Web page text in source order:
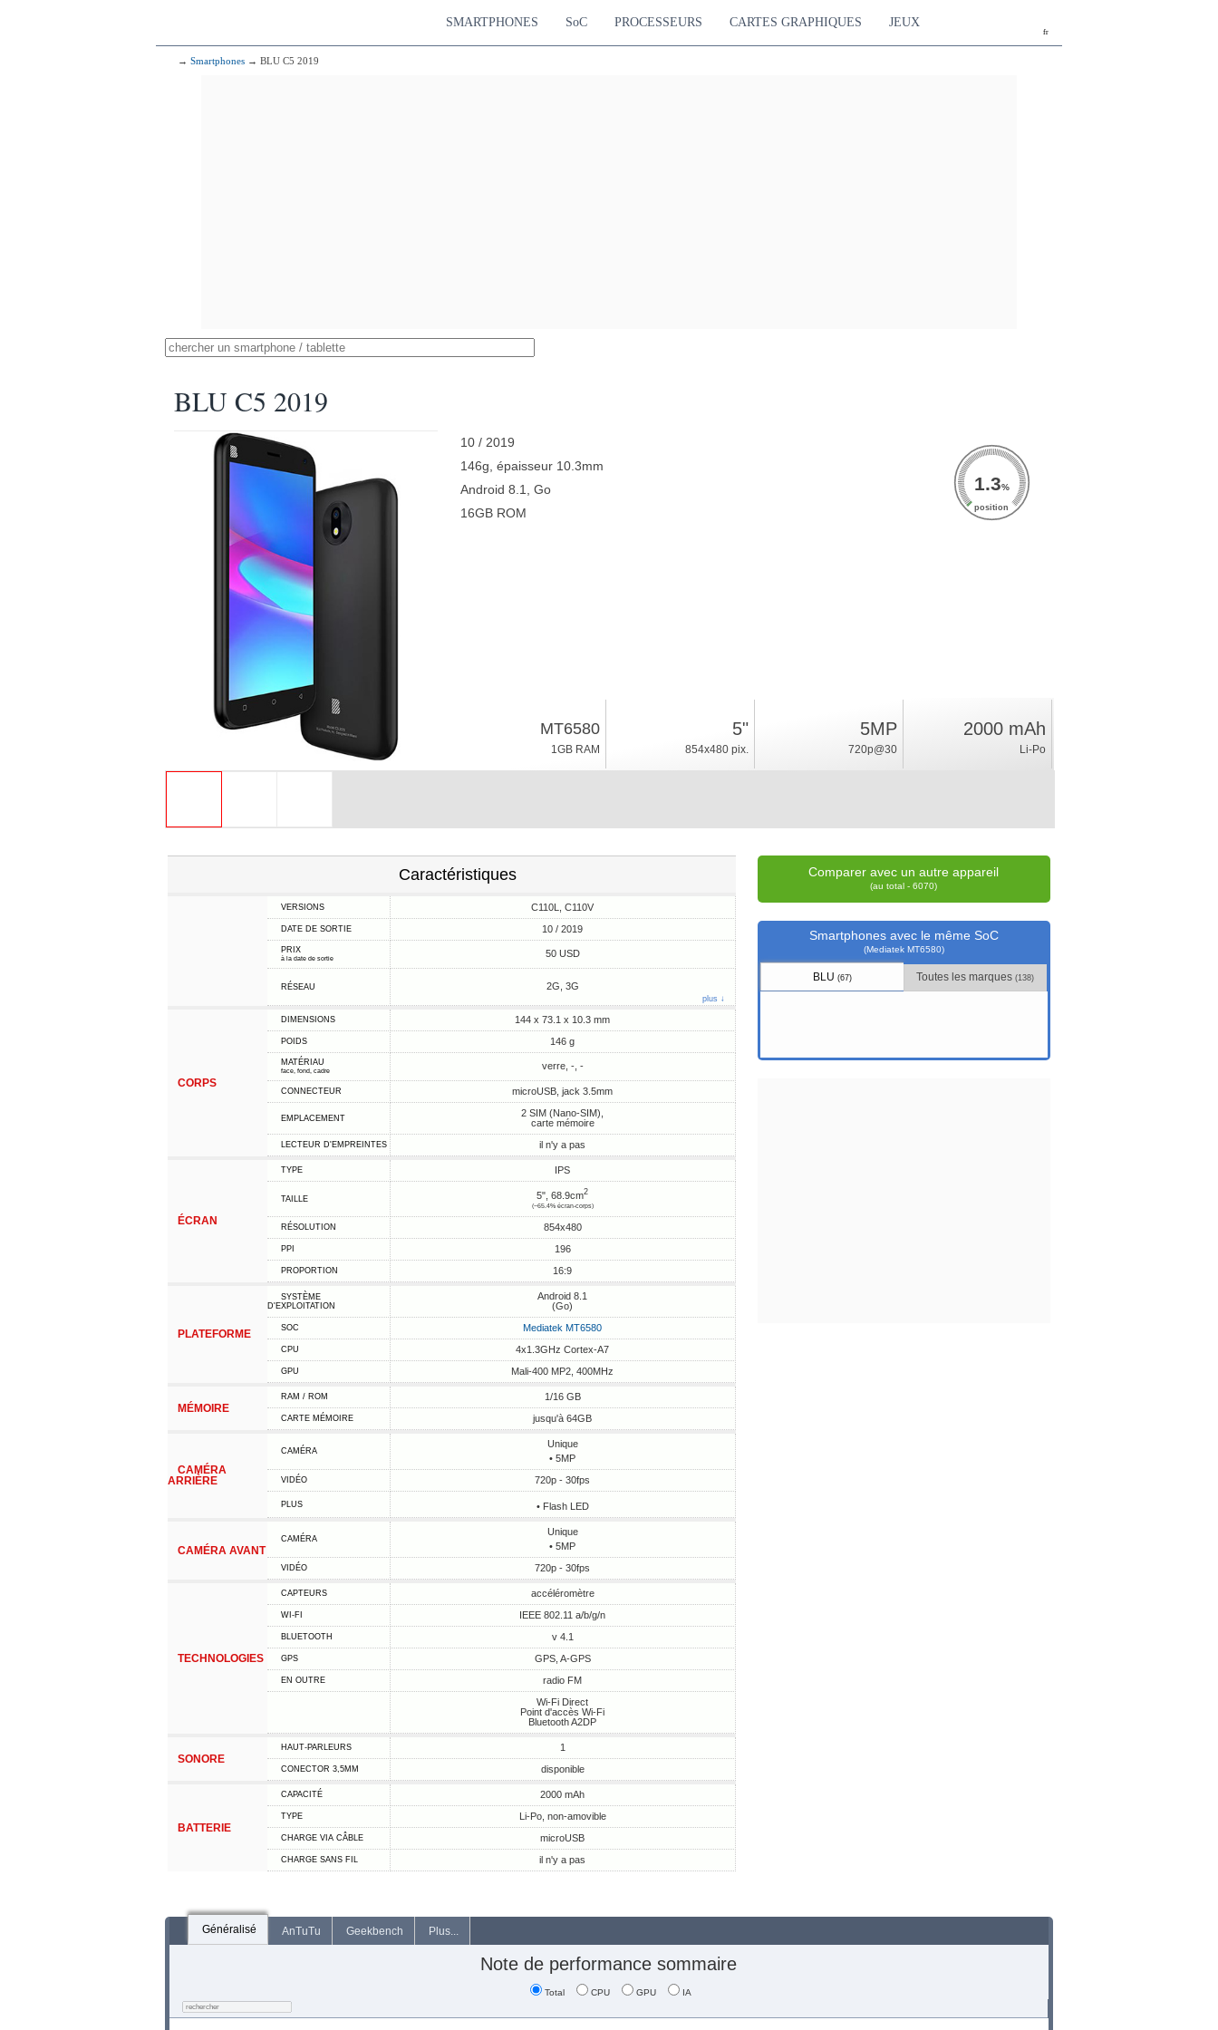
fr
SMARTPHONES SoC PROCESSEURS CARTES GRAPHIQUES JEUX
→ Smartphones → BLU C5 2019
BLU C5 2019
10 / 2019
146g, épaisseur 10.3mm
Android 8.1, Go
16GB ROM
1.3%
position
MT6580
1GB RAM
5"
854x480 pix.
5MP
720p@30
2000 mAh
Li-Po
Caractéristiques
VERSIONS C110L, C110V
DATE DE SORTIE 10 / 2019
PRIX
à la date de sortie 50 USD
RÉSEAU 2G, 3G
plus ↓
CORPS
DIMENSIONS 144 x 73.1 x 10.3 mm
POIDS 146 g
MATÉRIAU
face, fond, cadre verre, -, -
CONNECTEUR microUSB, jack 3.5mm
EMPLACEMENT
2 SIM (Nano-SIM),
carte mémoire
LECTEUR D'EMPREINTES il n'y a pas
ÉCRAN
TYPE IPS
TAILLE 5", 68.9cm2
(~65.4% écran-corps)
RÉSOLUTION 854x480
PPI 196
PROPORTION 16:9
PLATEFORME
SYSTÈME
D'EXPLOITATION
Android 8.1
(Go)
SOC Mediatek MT6580
CPU 4x1.3GHz Cortex-A7
GPU Mali-400 MP2, 400MHz
MÉMOIRE
RAM / ROM 1/16 GB
CARTE MÉMOIRE jusqu'à 64GB
CAMÉRA
ARRIÈRE
CAMÉRA
Unique
• 5MP
VIDÉO 720p - 30fps
PLUS • Flash LED
CAMÉRA AVANT
CAMÉRA
Unique
• 5MP
VIDÉO 720p - 30fps
TECHNOLOGIES
CAPTEURS accéléromètre
WI-FI IEEE 802.11 a/b/g/n
BLUETOOTH v 4.1
GPS GPS, A-GPS
EN OUTRE
radio FM
Wi-Fi Direct
Point d'accès Wi-Fi
Bluetooth A2DP
SONORE
HAUT-PARLEURS 1
CONECTOR 3,5MM disponible
BATTERIE
CAPACITÉ 2000 mAh
TYPE Li-Po, non-amovible
CHARGE VIA CÂBLE microUSB
CHARGE SANS FIL il n'y a pas
Comparer avec un autre appareil
(au total - 6070)
Smartphones avec le même SoC
(Mediatek MT6580)
BLU (67) Toutes les marques(138)
Généralisé AnTuTu Geekbench Plus...
Note de performance sommaire
Total CPU GPU IA